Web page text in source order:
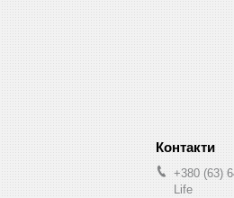
+380 (63)
Life